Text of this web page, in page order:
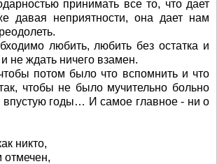
принимать все то, что дает
давая неприятности, она дает нам
любить, любить без остатка и
не ждать ничего взамен.
потом было что вспомнить и что
чтобы не было мучительно больно
впустую годы… И самое главное - ни о
никто,